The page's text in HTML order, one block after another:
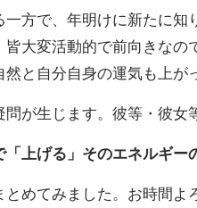
一方で、年明けに新たに
皆大変活動的で前向きな
然と自分自身の運気も上が
問が生じます。彼等・彼女
「上げる」そのエネルギー
とめてみました。お時間よ